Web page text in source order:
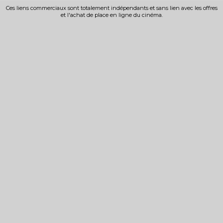
Ces liens commerciaux sont totalement indépendants et sans lien avec les offres
et l'achat de place en ligne du cinéma.